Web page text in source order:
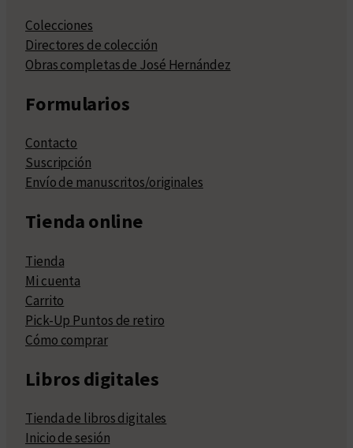
Colecciones
Directores de colección
Obras completas de José Hernández
Formularios
Contacto
Suscripción
Envío de manuscritos/originales
Tienda online
Tienda
Mi cuenta
Carrito
Pick-Up Puntos de retiro
Cómo comprar
Libros digitales
Tienda de libros digitales
Inicio de sesión